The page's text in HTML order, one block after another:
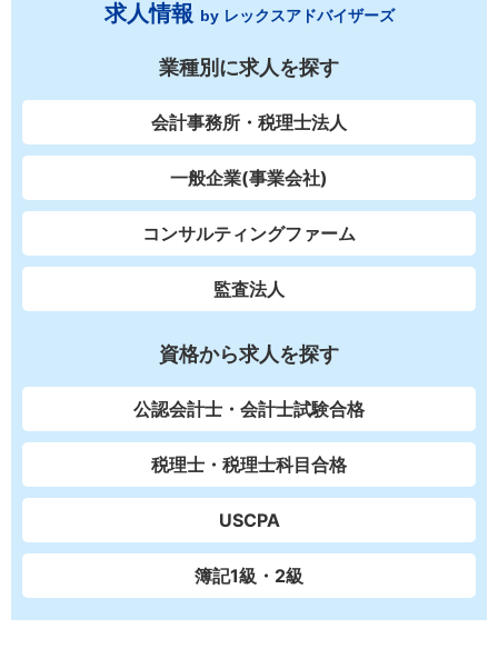
求人情報 by レックスアドバイザーズ
業種別に求人を探す
会計事務所・税理士法人
一般企業(事業会社)
コンサルティングファーム
監査法人
資格から求人を探す
公認会計士・会計士試験合格
税理士・税理士科目合格
USCPA
簿記1級・2級